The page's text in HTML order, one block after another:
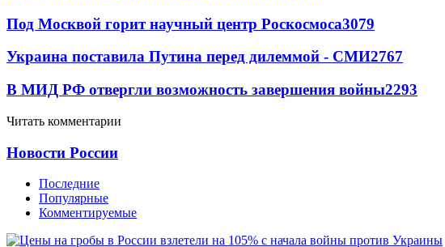
Под Москвой горит научный центр Роскосмоса3079
Украина поставила Путина перед дилеммой - СМИ2767
В МИД РФ отвергли возможность завершения войны2293
Читать комментарии
Новости России
Последние
Популярные
Комментируемые